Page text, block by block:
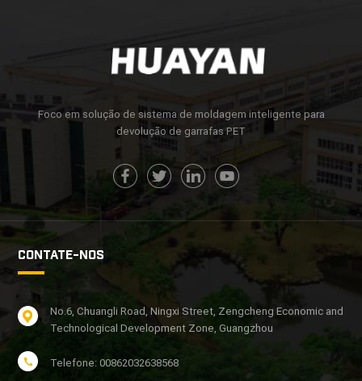
Foco em solução de sistema de moldagem inteligente para
devolução de garrafas PET
CONTATE-NOS
No.6, Chuangli Road, Ningxi Street, Zengcheng Economic and
Technological Development Zone, Guangzhou
Telefone: 00862032638568